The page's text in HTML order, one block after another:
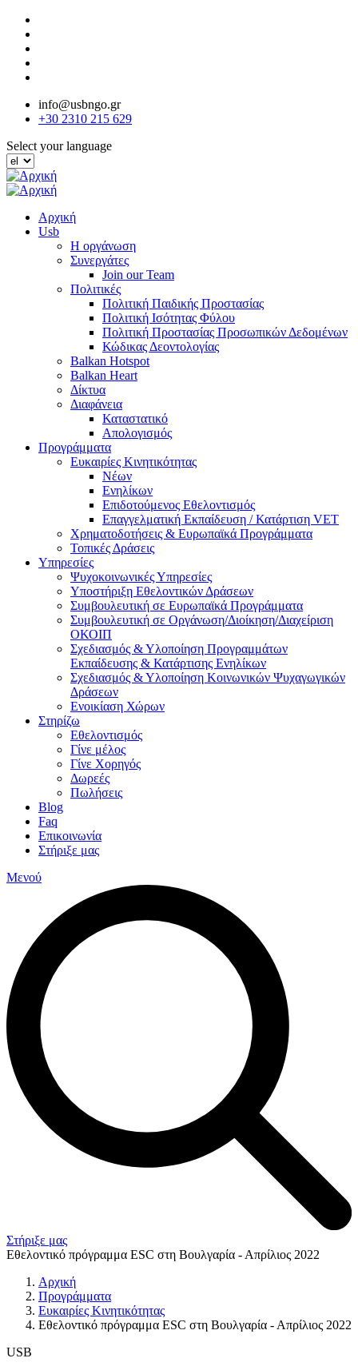
Παράκαμψη
προς
κυρίως
περιεχόμενο
info@usbngo.gr
+30 2310 215 629
Select your language
Αρχική
Usb
Η οργάνωση
Συνεργάτες
Join our Team
Πολιτικές
Πολιτική Παιδικής Προστασίας
Πολιτική Ισότητας Φύλου
Πολιτική Προστασίας Προσωπικών Δεδομένων
Κώδικας Δεοντολογίας
Balkan Hotspot
Balkan Heart
Δίκτυα
Διαφάνεια
Καταστατικό
Απολογισμός
Προγράμματα
Ευκαιρίες Κινητικότητας
Νέων
Ενηλίκων
Επιδοτούμενος Εθελοντισμός
Επαγγελματική Εκπαίδευση / Κατάρτιση VET
Χρηματοδοτήσεις & Ευρωπαϊκά Προγράμματα
Τοπικές Δράσεις
Υπηρεσίες
Ψυχοκοινωνικές Υπηρεσίες
Υποστήριξη Εθελοντικών Δράσεων
Συμβουλευτική σε Ευρωπαϊκά Προγράμματα
Συμβουλευτική σε Οργάνωση/Διοίκηση/Διαχείριση
ΟΚΟΙΠ
Σχεδιασμός & Υλοποίηση Προγραμμάτων
Εκπαίδευσης & Κατάρτισης Ενηλίκων
Σχεδιασμός & Υλοποίηση Κοινωνικών Ψυχαγωγικών
Δράσεων
Ενοικίαση Χώρων
Στηρίζω
Εθελοντισμός
Γίνε μέλος
Γίνε Χορηγός
Δωρεές
Πωλήσεις
Blog
Faq
Επικοινωνία
Στήριξε μας
Μενού
Στήριξε μας
Εθελοντικό πρόγραμμα ESC στη Βουλγαρία - Απρίλιος 2022
Αρχική
Προγράμματα
Ευκαιρίες Κινητικότητας
Εθελοντικό πρόγραμμα ESC στη Βουλγαρία - Απρίλιος 2022
USB